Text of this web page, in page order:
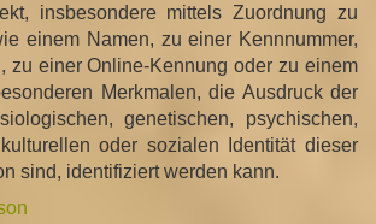
insbesondere mittels Zuordnung zu
einem Namen, zu einer Kennnummer,
zu einer Online-Kennung oder zu einem
Merkmalen, die Ausdruck der
genetischen, psychischen,
oder sozialen Identität dieser
sind, identifiziert werden kann.